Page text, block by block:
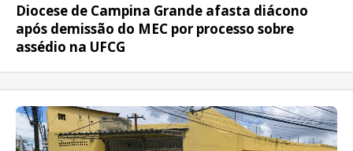
Diocese de Campina Grande afasta diácono
após demissão do MEC por processo sobre
assédio na UFCG